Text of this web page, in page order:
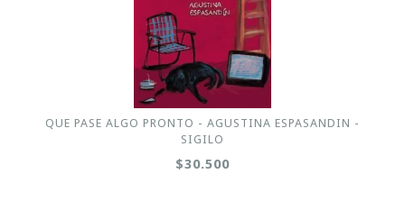
QUE PASE ALGO PRONTO - AGUSTINA ESPASANDIN -
SIGILO
$30.500